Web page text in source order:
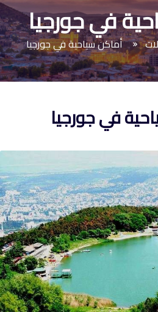
في جورجيا
أماكن سياحية في جورجيا
في جورجيا